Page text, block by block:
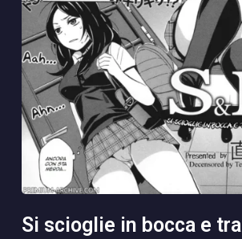
si scioglie in bocca e